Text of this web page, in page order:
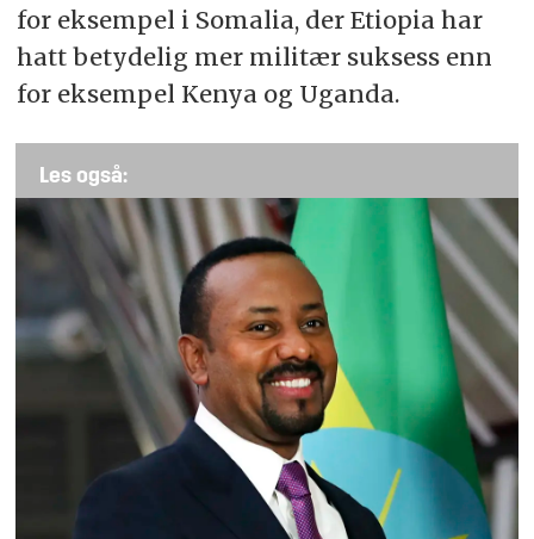
for eksempel i Somalia, der Etiopia har
hatt betydelig mer militær suksess enn
for eksempel Kenya og Uganda.
Les også: